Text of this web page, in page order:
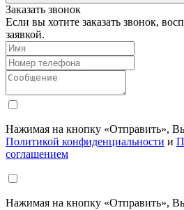
Заказать звонок
Если вы хотите заказать звонок,
заявкой.
Нажимая на кнопку «Отправить»,
Политикой конфиденциальности и
соглашением
Нажимая на кнопку «Отправить», Вы